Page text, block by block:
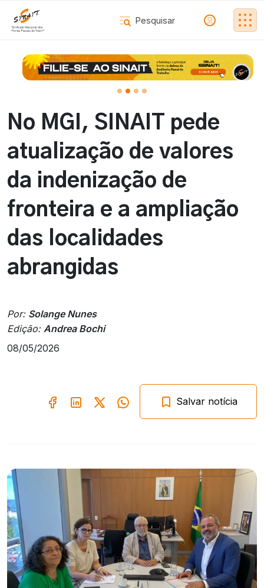
No MGI, SINAIT pede
atualização de valores
da indenização de
fronteira e a ampliação
das localidades
abrangidas
Por: Solange Nunes
Edição: Andrea Bochi
08/05/2026
Salvar notícia